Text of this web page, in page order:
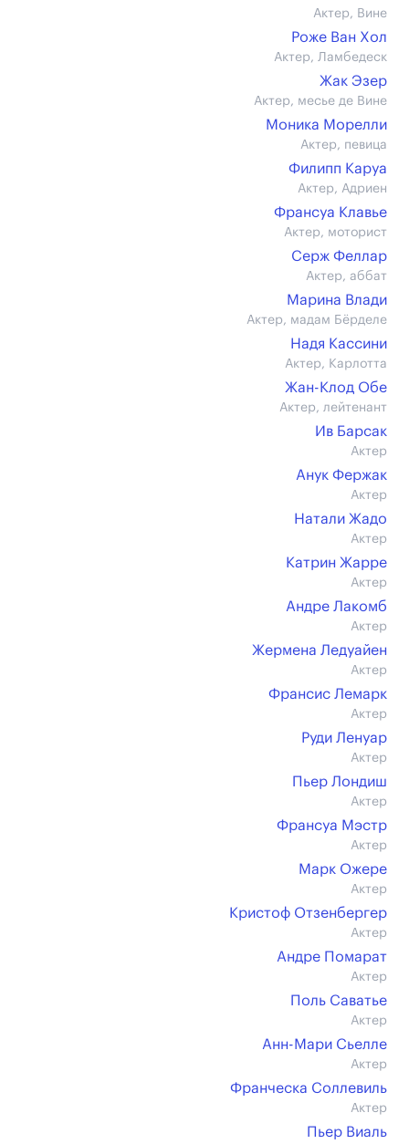
Актер, Вине
Роже Ван Хол
Актер, Ламбедеск
Жак Эзер
Актер, месье де Вине
Моника Морелли
Актер, певица
Филипп Каруа
Актер, Адриен
Франсуа Клавье
Актер, моторист
Серж Феллар
Актер, аббат
Марина Влади
Актер, мадам Бёрделе
Надя Кассини
Актер, Карлотта
Жан-Клод Обе
Актер, лейтенант
Ив Барсак
Актер
Анук Фержак
Актер
Натали Жадо
Актер
Катрин Жарре
Актер
Андре Лакомб
Актер
Жермена Ледуайен
Актер
Франсис Лемарк
Актер
Руди Ленуар
Актер
Пьер Лондиш
Актер
Франсуа Мэстр
Актер
Марк Ожере
Актер
Кристоф Отзенбергер
Актер
Андре Помарат
Актер
Поль Саватье
Актер
Анн-Мари Сьелле
Актер
Франческа Соллевиль
Актер
Пьер Виаль